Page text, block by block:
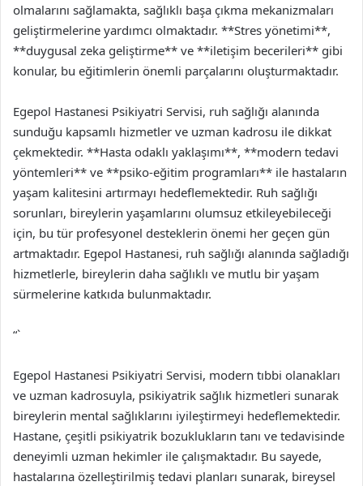
olmalarını sağlamakta, sağlıklı başa çıkma mekanizmaları
geliştirmelerine yardımcı olmaktadır. **Stres yönetimi**,
**duygusal zeka geliştirme** ve **iletişim becerileri** gibi
konular, bu eğitimlerin önemli parçalarını oluşturmaktadır.
Egepol Hastanesi Psikiyatri Servisi, ruh sağlığı alanında
sunduğu kapsamlı hizmetler ve uzman kadrosu ile dikkat
çekmektedir. **Hasta odaklı yaklaşımı**, **modern tedavi
yöntemleri** ve **psiko-eğitim programları** ile hastaların
yaşam kalitesini artırmayı hedeflemektedir. Ruh sağlığı
sorunları, bireylerin yaşamlarını olumsuz etkileyebileceği
için, bu tür profesyonel desteklerin önemi her geçen gün
artmaktadır. Egepol Hastanesi, ruh sağlığı alanında sağladığı
hizmetlerle, bireylerin daha sağlıklı ve mutlu bir yaşam
sürmelerine katkıda bulunmaktadır.
“`
Egepol Hastanesi Psikiyatri Servisi, modern tıbbi olanakları
ve uzman kadrosuyla, psikiyatrik sağlık hizmetleri sunarak
bireylerin mental sağlıklarını iyileştirmeyi hedeflemektedir.
Hastane, çeşitli psikiyatrik bozuklukların tanı ve tedavisinde
deneyimli uzman hekimler ile çalışmaktadır. Bu sayede,
hastalarına özelleştirilmiş tedavi planları sunarak, bireysel